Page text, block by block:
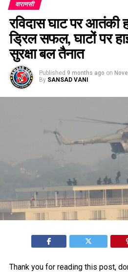
वाराणसी
रविदास घाट पर आतंकी
ड्रिल सफल, घाटों पर
सुरक्षा बल तैनात
Published 9 months ago on
By SANSAD VANI
Thank you for reading this post,